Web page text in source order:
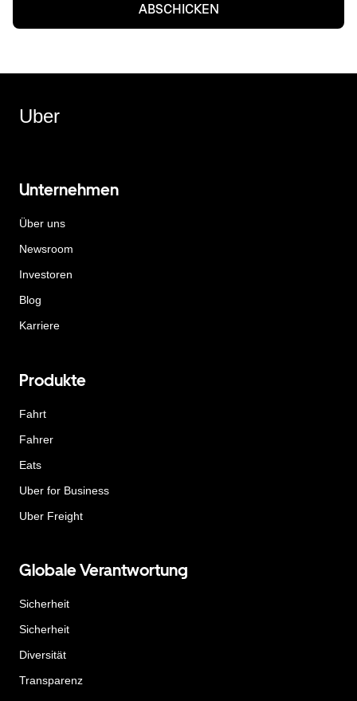
ABSCHICKEN
Uber
Unternehmen
Über uns
Newsroom
Investoren
Blog
Karriere
Produkte
Fahrt
Fahrer
Eats
Uber for Business
Uber Freight
Globale Verantwortung
Sicherheit
Sicherheit
Diversität
Transparenz